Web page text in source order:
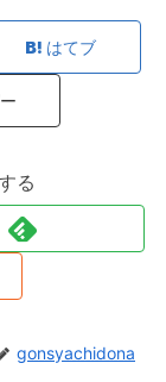
はてブ
る
gonsyachidona